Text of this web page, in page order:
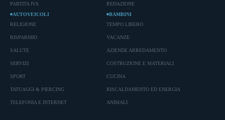
PARTITA IVA
REDAZIONE
AUTOVEICOLI
RELIGIONE
RISPARMIO
SALUTE
SERVIZI
SPORT
TATUAGGI & PIERCING
TELEFONIA E INTERNET
BAMBINI
TEMPO LIBERO
VACANZE
AZIENDE ARREDAMENTO
COSTRUZIONE E MATERIALI
CUCINA
RISCALDAMENTO ED ENERGIA
ANIMALI